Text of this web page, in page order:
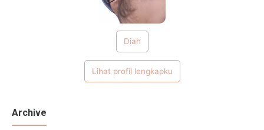
Diah
Lihat profil lengkapku
Archive